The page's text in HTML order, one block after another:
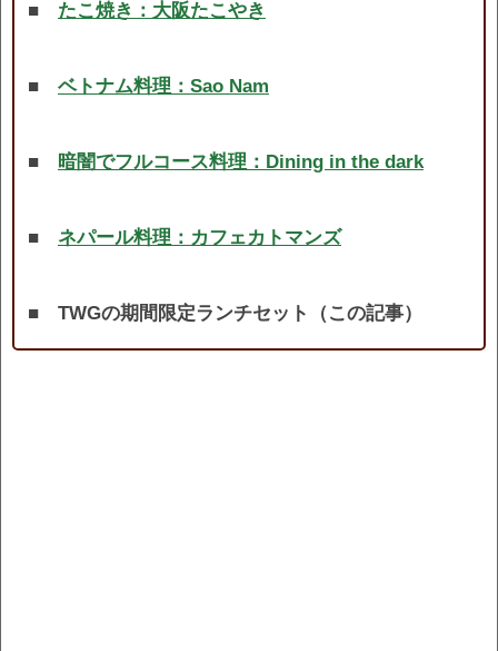
■ たこ焼き：大阪たこやき
■ ベトナム料理：Sao Nam
■ 暗闇でフルコース料理：Dining in the dark
■ ネパール料理：カフェカトマンズ
■ TWGの期間限定ランチセット（この記事）